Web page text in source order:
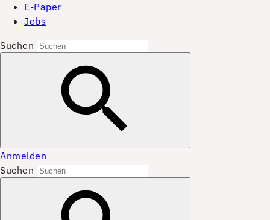
E-Paper
Jobs
Suchen
Anmelden
Suchen